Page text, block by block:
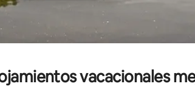
vacacionales